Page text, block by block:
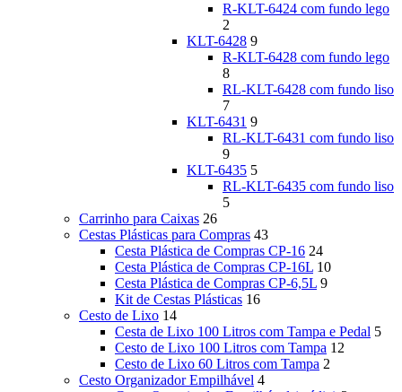
R-KLT-6424 com fundo lego
2
KLT-6428 9
R-KLT-6428 com fundo lego
8
RL-KLT-6428 com fundo liso
7
KLT-6431 9
RL-KLT-6431 com fundo liso
9
KLT-6435 5
RL-KLT-6435 com fundo liso
5
Carrinho para Caixas 26
Cestas Plásticas para Compras 43
Cesta Plástica de Compras CP-16 24
Cesta Plástica de Compras CP-16L 10
Cesta Plástica de Compras CP-6,5L 9
Kit de Cestas Plásticas 16
Cesto de Lixo 14
Cesta de Lixo 100 Litros com Tampa e Pedal 5
Cesto de Lixo 100 Litros com Tampa 12
Cesto de Lixo 60 Litros com Tampa 2
Cesto Organizador Empilhável 4